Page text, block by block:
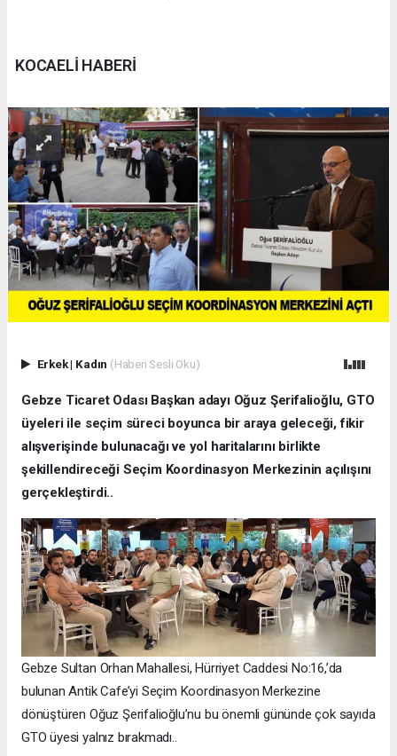
KOCAELİ HABERİ
Erkek| Kadın (Haberi Sesli Oku)
Gebze Ticaret Odası Başkan adayı Oğuz Şerifalioğlu, GTO
üyeleri ile seçim süreci boyunca bir araya geleceği, fikir
alışverişinde bulunacağı ve yol haritalarını birlikte
şekillendireceği Seçim Koordinasyon Merkezinin açılışını
gerçekleştirdi..
Gebze Sultan Orhan Mahallesi, Hürriyet Caddesi No:16,’da
bulunan Antik Cafe’yi Seçim Koordinasyon Merkezine
dönüştüren Oğuz Şerifalioğlu’nu bu önemli gününde çok sayıda
GTO üyesi yalnız bırakmadı..